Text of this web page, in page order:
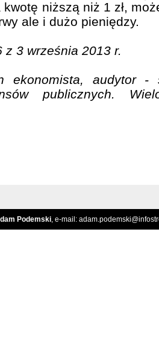
niższą niż 1 zł,
ale i dużo pieniędzy.
z 3 września 2013 r.
ekonomista, audytor -
publicznych.
Podemski, e-mail: